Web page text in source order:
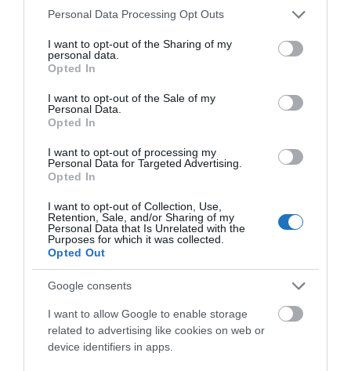
Please note that this website/app uses one or more Google
not limited to your visit or usage behaviour. You may click to
grant or deny consent to Google and its third-party tags to
use your data for below specified purposes in below Google
consent section.
Personal Data Processing Opt Outs
I want to opt-out of the Sharing of my
personal data.
Opted In
I want to opt-out of the Sale of my
Personal Data.
Opted In
I want to opt-out of processing my
Personal Data for Targeted Advertising.
Opted In
I want to opt-out of Collection, Use,
Retention, Sale, and/or Sharing of my
Personal Data that Is Unrelated with the
Purposes for which it was collected.
Opted Out
Google consents
I want to allow Google to enable storage
related to advertising like cookies on web or
device identifiers in apps.
a Neste, az OMV vagy a Cepsa. 2023 áprilisában a
bioüzemanyaggal foglalkozó vállalatba, a Firefly
Green Fuels-be, mellyel célja a SAF fejlesztésének
támogatása az Egyesült Királyságban. 2023
májusában a légitársaság az Indigo Partners
Joule SAF start-up vállalkozásba.
immár harmadik éve elismerésben részesíti a fenntartható
légi közlekedés iránti rendíthetetlen elkötelezettségünket. A
Wizz Air-nél gőzerővel dolgozunk a szén-dioxid-kibocsátás
intenzitásának csökkentéséért és az úttörő gyakorlatok
el, mint a legújabb repülőgépekbe és innovatív alternatív
üzemanyag-technológiákba való beruházás, valamint a